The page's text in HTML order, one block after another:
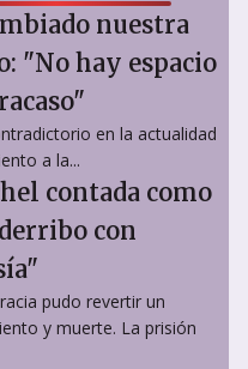
nuestra
"No hay espacio
en la actualidad
a la...
contada como
con
pudo revertir un
y muerte. La prisión